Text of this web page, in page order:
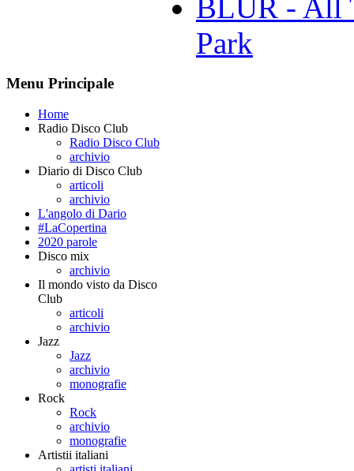
BLUR - All
Park
Menu Principale
Home
Radio Disco Club
Radio Disco Club
archivio
Diario di Disco Club
articoli
archivio
L'angolo di Dario
#LaCopertina
2020 parole
Disco mix
archivio
Il mondo visto da Disco
Club
articoli
archivio
Jazz
Jazz
archivio
monografie
Rock
Rock
archivio
monografie
Artistii italiani